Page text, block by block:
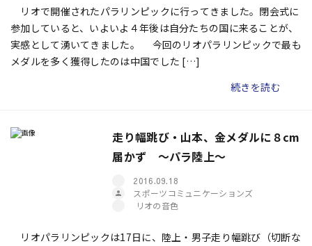
リオで開催されたパラリンピックに行ってきました。閉会式に
参加していると、いよいよ４年後は自分たちの国に来ることが、
実感として湧いてきました。 今回のリオパラリンピックで最も
メダルを多く獲得したのは中国でした […]
続きを読む
走り幅跳び・山本、金メダルに８cm
届かず ～パラ陸上～
2016.09.18
スポーツコミュニケーションズ
リオの音色
リオパラリンピックは17日に、陸上・男子走り幅跳び（切断な